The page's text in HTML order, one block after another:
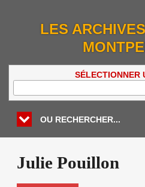
LES
SÉLECTIONNER
OU RECHERCHER...
Julie Pouillon